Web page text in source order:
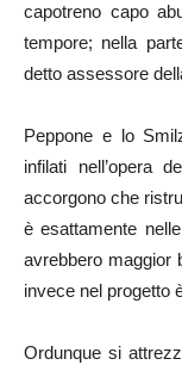
capotreno capo
tempore; nella
detto assessore
Peppone e lo
infilati nell’opera
accorgono che
è esattamente
avrebbero maggior
invece nel progetto
Ordunque si